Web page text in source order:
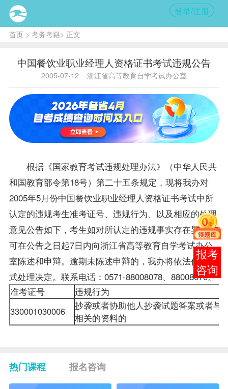
登录/注册
首页> 考务考籍> 正文
中国餐饮业职业经理人资格证书考试违规公告
2005-07-12 浙江省高等教育自学考试办公室
根据《国家教育考试违规处理办法》（中华人民共
和国教育部令第18号）第二十五条规定，现将我办对
2005年5月份中国餐饮业职业经理人资格证书考试中所
认定的违规考生准考证号、违规行为、以及相应的处理
意见公告如下，考生如对所认定的违规事实存在异议，
可在公告之日起7日内向浙江省高等教育自学考试办公
室陈述和申辩。逾期未陈述申辩的，我办将依法作出正
式处理决定。联系电话：0571-88008078、88008070。
准考证号
违规行为
330001030006 抄袭或者协助他人抄袭试题答案或者与
相关的资料的
热门课程 报名咨询
在线
客服